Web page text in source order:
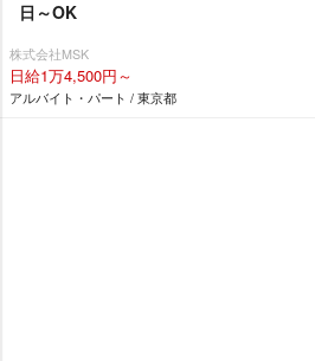
日～OK
株式会社MSK
日給1万4,500円～
アルバイト・パート / 東京都